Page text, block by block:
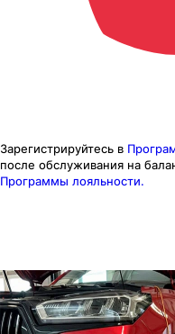
Зарегистрируйтесь в
после обслуживания на
Программы лояльности.